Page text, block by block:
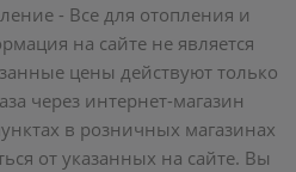
- Все для отопления и
на сайте не является
цены действуют только
через интернет-магазин
в розничных магазинах
от указанных на сайте. Вы